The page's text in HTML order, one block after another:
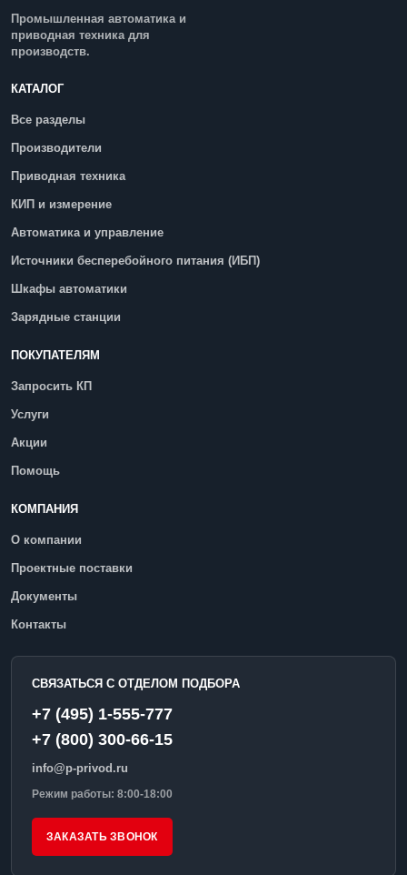
Промышленная автоматика и
приводная техника для
производств.
КАТАЛОГ
Все разделы
Производители
Приводная техника
КИП и измерение
Автоматика и управление
Источники бесперебойного питания (ИБП)
Шкафы автоматики
Зарядные станции
ПОКУПАТЕЛЯМ
Запросить КП
Услуги
Акции
Помощь
КОМПАНИЯ
О компании
Проектные поставки
Документы
Контакты
СВЯЗАТЬСЯ С ОТДЕЛОМ ПОДБОРА
+7 (495) 1-555-777
+7 (800) 300-66-15
info@p-privod.ru
Режим работы: 8:00-18:00
ЗАКАЗАТЬ ЗВОНОК